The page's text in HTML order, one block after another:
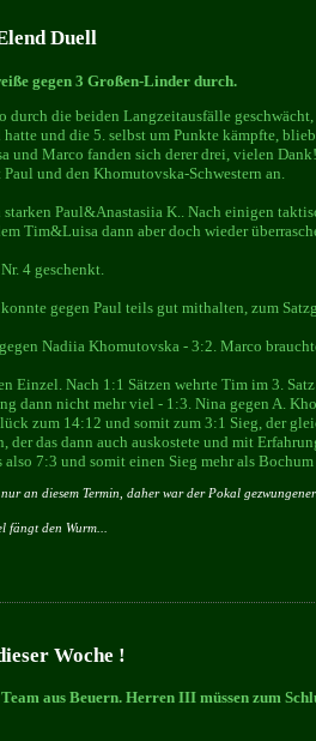
Duell
gegen 3 Großen-Linder durch.
durch die beiden Langzeitausfälle
und die 5. selbst um Punkte kämpfte,
Marco fanden sich derer drei, vielen
und den Khomutovska-Schwestern an.
Paul&Anastasiia K.. Nach einigen
Tim&Luisa dann aber doch wieder
4 geschenkt.
gegen Paul teils gut mithalten, zum
Nadiia Khomutovska - 3:2. Marco
Einzel. Nach 1:1 Sätzen wehrte Tim im 3.
dann nicht mehr viel - 1:3. Nina gegen A.
zum 14:12 und somit zum 3:1 Sieg, der
das dann auch auskostete und mit
7:3 und somit einen Sieg mehr als
an diesem Termin, daher war der Pokal
fängt den Wurm...
Woche !
aus Beuern. Herren III müssen zum